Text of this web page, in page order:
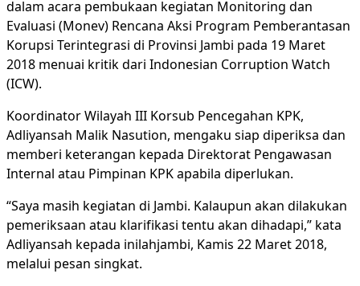
dalam acara pembukaan kegiatan Monitoring dan
Evaluasi (Monev) Rencana Aksi Program Pemberantasan
Korupsi Terintegrasi di Provinsi Jambi pada 19 Maret
2018 menuai kritik dari Indonesian Corruption Watch
(ICW).
Koordinator Wilayah III Korsub Pencegahan KPK,
Adliyansah Malik Nasution, mengaku siap diperiksa dan
memberi keterangan kepada Direktorat Pengawasan
Internal atau Pimpinan KPK apabila diperlukan.
“Saya masih kegiatan di Jambi. Kalaupun akan dilakukan
pemeriksaan atau klarifikasi tentu akan dihadapi,” kata
Adliyansah kepada inilahjambi, Kamis 22 Maret 2018,
melalui pesan singkat.